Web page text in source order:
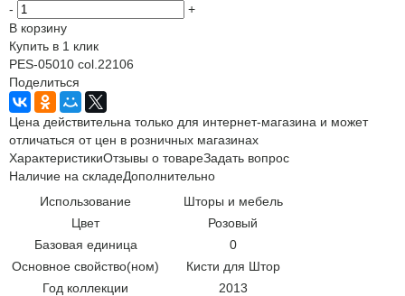
-
+
В корзину
Купить в 1 клик
PES-05010 col.22106
Поделиться
Цена действительна только для интернет-магазина и может
отличаться от цен в розничных магазинах
ХарактеристикиОтзывы о товареЗадать вопрос
Наличие на складеДополнительно
Использование
Шторы и мебель
Цвет
Розовый
Базовая единица
0
Основное свойство(ном)
Кисти для Штор
Год коллекции
2013